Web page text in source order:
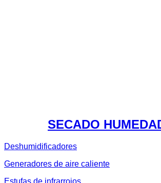
SECADO
Deshumidificadores
Generadores de aire caliente